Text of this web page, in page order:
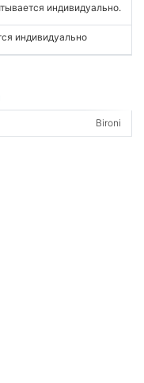
индивидуально.
индивидуально
Bironi